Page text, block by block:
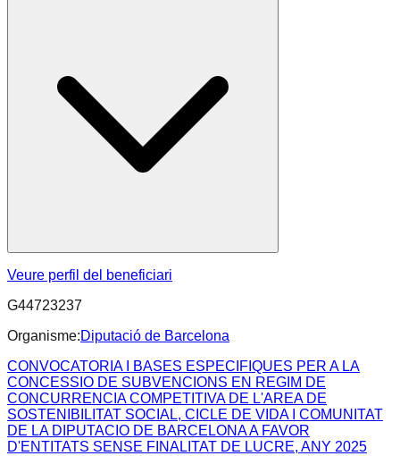
Veure perfil del beneficiari
G44723237
Organisme:Diputació de Barcelona
CONVOCATORIA I BASES ESPECIFIQUES PER A LA
CONCESSIO DE SUBVENCIONS EN REGIM DE
CONCURRENCIA COMPETITIVA DE L'AREA DE
SOSTENIBILITAT SOCIAL, CICLE DE VIDA I COMUNITAT
DE LA DIPUTACIO DE BARCELONA A FAVOR
D'ENTITATS SENSE FINALITAT DE LUCRE, ANY 2025